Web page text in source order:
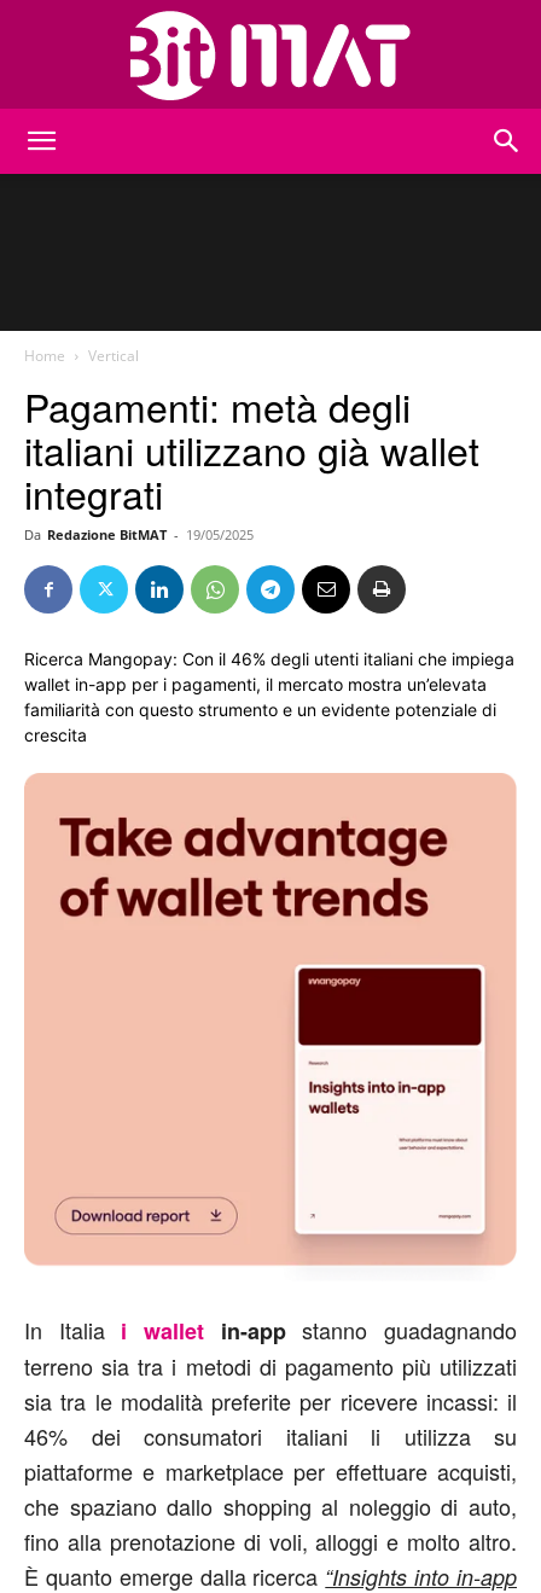
Home Vertical
Pagamenti: metà degli
italiani utilizzano già wallet
integrati
Da Redazione BitMAT - 19/05/2025
Ricerca Mangopay: Con il 46% degli utenti italiani che impiega
wallet in-app per i pagamenti, il mercato mostra un’elevata
familiarità con questo strumento e un evidente potenziale di
crescita
In Italia i wallet in-appstanno guadagnando
terreno sia tra i metodi di pagamento più utilizzati
sia tra le modalità preferite per ricevere incassi: il
46% dei consumatori italiani li utilizza su
piattaforme e marketplace per effettuare acquisti,
che spaziano dallo shopping al noleggio di auto,
fino alla prenotazione di voli, alloggi e molto altro.
È quanto emerge dalla ricerca “Insights into in-app